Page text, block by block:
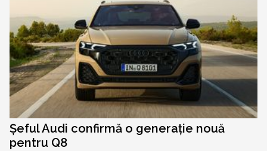
Șeful Audi confirmă o generație nouă
pentru Q8